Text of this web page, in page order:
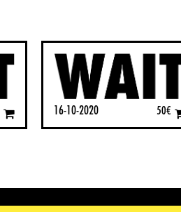
16-10-2020 50€